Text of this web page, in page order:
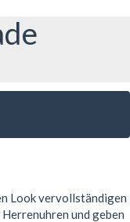
Look vervollständigen
und geben